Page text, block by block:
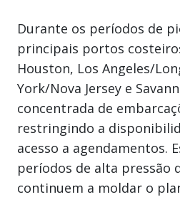
Durante os períodos de
principais portos
Houston, Los Angeles/
York/Nova Jersey e
concentrada de
restringindo a
acesso a agendamentos.
períodos de alta pressão
continuem a moldar o